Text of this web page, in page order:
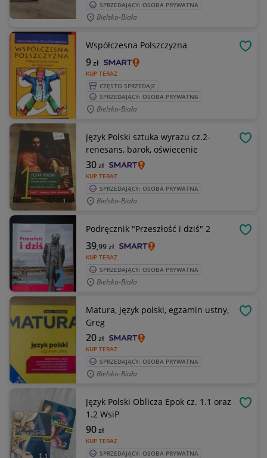
SPRZEDAJĄCY: OSOBA PRYWATNA
Bielsko-Biała
Współczesna Polszczyzna
KUP TERAZ
9zł
CZĘSTO SPRZEDAJE
SPRZEDAJĄCY: OSOBA PRYWATNA
Bielsko-Biała
Język Polski sztuka wyrazu cz.2-
renesans, barok, oświecenie
KUP TERAZ
30zł
SPRZEDAJĄCY: OSOBA PRYWATNA
Bielsko-Biała
Podręcznik "Przeszłość i dziś" 2
KUP TERAZ
39,99zł
SPRZEDAJĄCY: OSOBA PRYWATNA
Bielsko-Biała
Matura, język polski, egzamin ustny,
Greg
KUP TERAZ
20zł
SPRZEDAJĄCY: OSOBA PRYWATNA
Bielsko-Biała
Język Polski Oblicza Epok cz. 1.1 oraz
1.2 WsiP
KUP TERAZ
90zł
SPRZEDAJĄCY: OSOBA PRYWATNA